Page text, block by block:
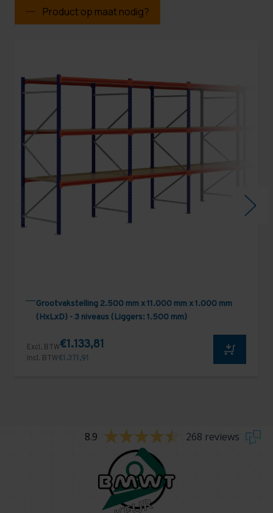
Product op maat nodig?
Grootvakstelling 2.500 mm x 11.000 mm x 1.000 mm
(HxLxD) - 3 niveaus (Liggers: 1.500 mm)
Excl. BTW€1.133,81
Incl. BTW€1.371,91
8.9 268 reviews